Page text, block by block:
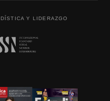
Y LIDERAZGO